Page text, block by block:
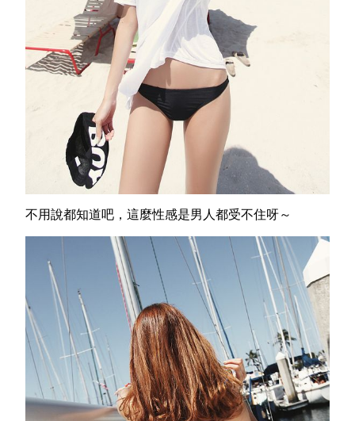
不用說都知道吧，這麼性感是男人都受不住呀～